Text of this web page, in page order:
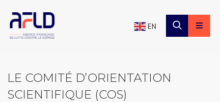
EN
LE COMITÉ D’ORIENTATION
SCIENTIFIQUE (COS)